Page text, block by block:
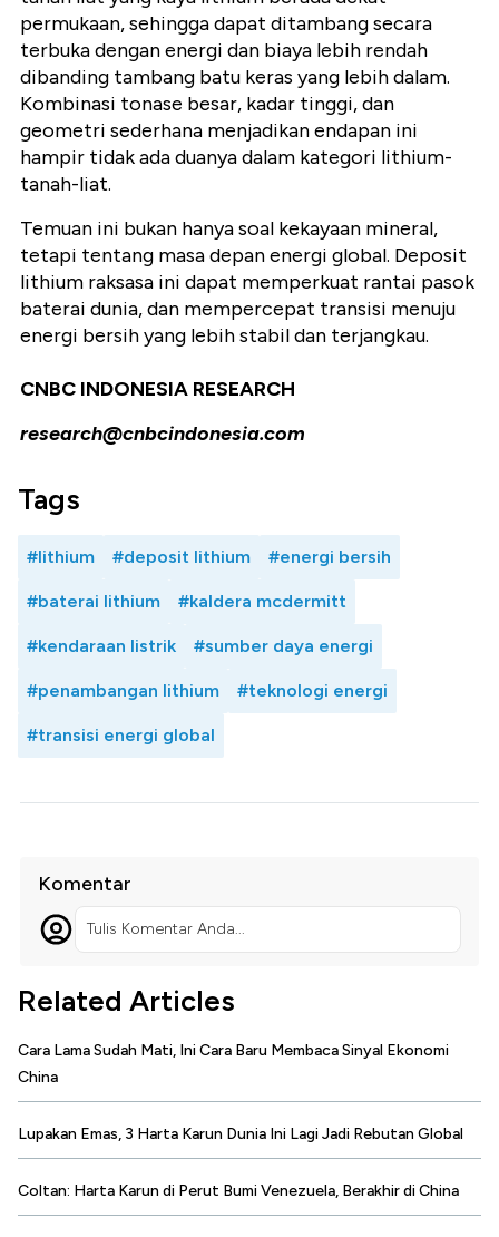
permukaan, sehingga dapat ditambang secara
terbuka dengan energi dan biaya lebih rendah
dibanding tambang batu keras yang lebih dalam.
Kombinasi tonase besar, kadar tinggi, dan
geometri sederhana menjadikan endapan ini
hampir tidak ada duanya dalam kategori lithium-
tanah-liat.
Temuan ini bukan hanya soal kekayaan mineral,
tetapi tentang masa depan energi global. Deposit
lithium raksasa ini dapat memperkuat rantai pasok
baterai dunia, dan mempercepat transisi menuju
energi bersih yang lebih stabil dan terjangkau.
CNBC INDONESIA RESEARCH
research@cnbcindonesia.com
Tags
#lithium #deposit lithium #energi bersih
#baterai lithium #kaldera mcdermitt
#kendaraan listrik #sumber daya energi
#penambangan lithium #teknologi energi
#transisi energi global
Komentar
Tulis Komentar Anda...
Related Articles
Cara Lama Sudah Mati, Ini Cara Baru Membaca Sinyal Ekonomi
China
Lupakan Emas, 3 Harta Karun Dunia Ini Lagi Jadi Rebutan Global
Coltan: Harta Karun di Perut Bumi Venezuela, Berakhir di China